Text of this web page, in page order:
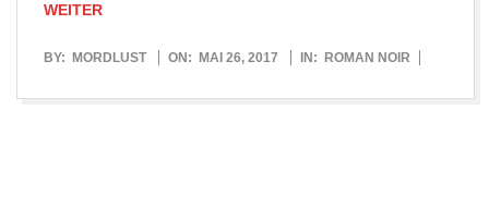
WEITER
2017-
BY: MORDLUST ON: MAI 26, 2017 IN: ROMAN NOIR